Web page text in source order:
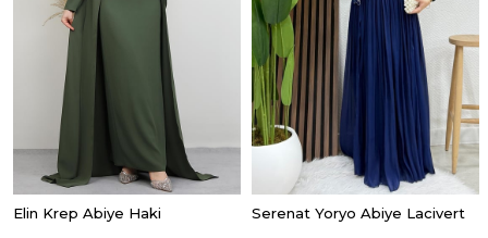
Elin Krep Abiye Haki Serenat Yoryo Abiye Lacivert